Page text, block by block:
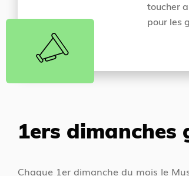
toucher
pour les
1ers
Chaque 1er dimanche du mois le